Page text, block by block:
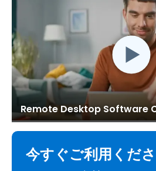
今すぐご利用くださ